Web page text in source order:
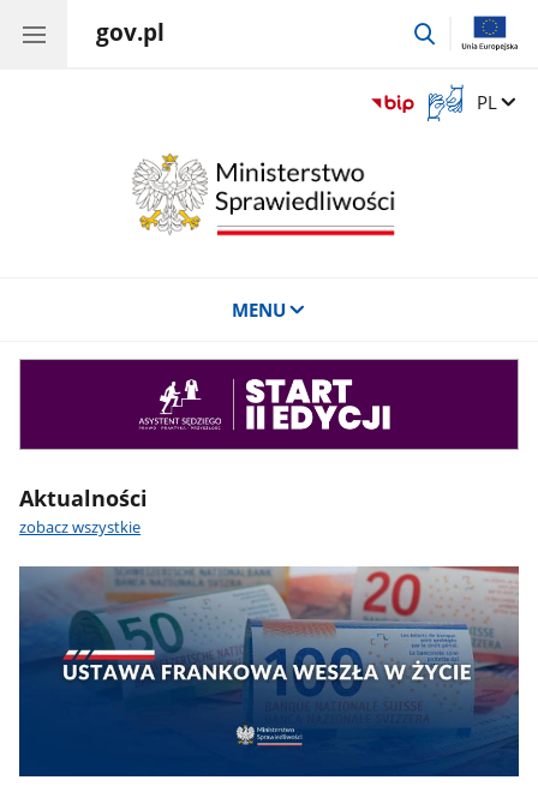
gov.pl
przejdź
Otwórz
okno
Zmień
PL
MENU
Aktualności
zobacz wszystkie